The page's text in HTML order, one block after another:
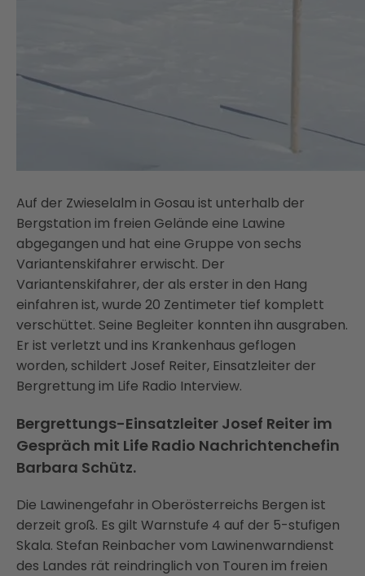
Auf der Zwieselalm in Gosau ist unterhalb der
Bergstation im freien Gelände eine Lawine
abgegangen und hat eine Gruppe von sechs
Variantenskifahrer erwischt. Der
Variantenskifahrer, der als erster in den Hang
einfahren ist, wurde 20 Zentimeter tief komplett
verschüttet. Seine Begleiter konnten ihn ausgraben.
Er ist verletzt und ins Krankenhaus geflogen
worden, schildert Josef Reiter, Einsatzleiter der
Bergrettung im Life Radio Interview.
Bergrettungs-Einsatzleiter Josef Reiter im
Gespräch mit Life Radio Nachrichtenchefin
Barbara Schütz.
Die Lawinengefahr in Oberösterreichs Bergen ist
derzeit groß. Es gilt Warnstufe 4 auf der 5-stufigen
Skala. Stefan Reinbacher vom Lawinenwarndienst
des Landes rät reindringlich von Touren im freien